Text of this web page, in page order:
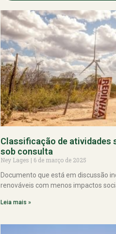
Classificação de atividades
sob consulta
Ney Lages
6 de março de 2025
Documento que está em discussão
renováveis com menos impactos
Leia mais »